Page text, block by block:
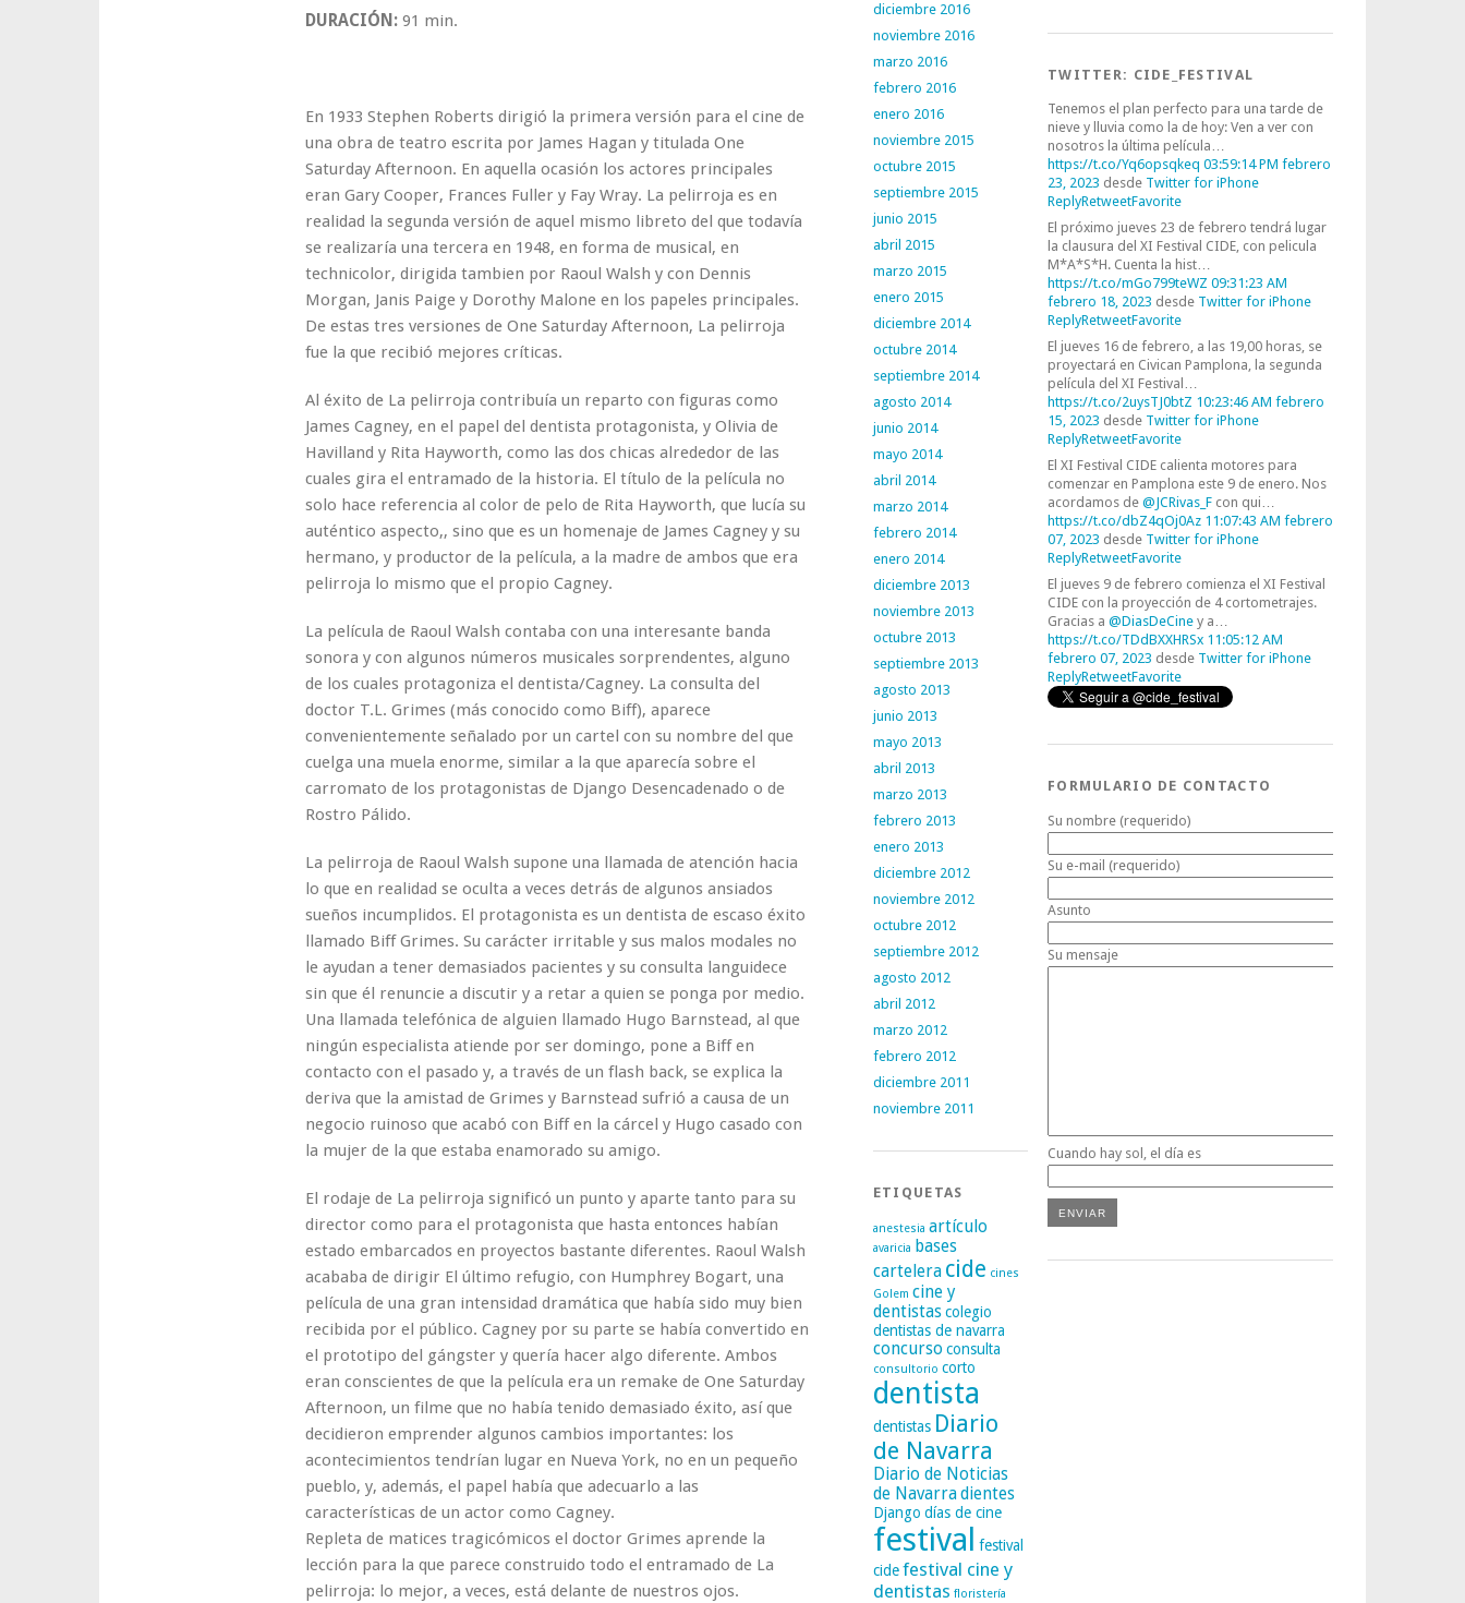
DURACIÓN:91 min.
En 1933 Stephen Roberts dirigió la primera versión para el cine de
una obra de teatro escrita por James Hagan y titulada One
Saturday Afternoon. En aquella ocasión los actores principales
eran Gary Cooper, Frances Fuller y Fay Wray. La pelirroja es en
realidad la segunda versión de aquel mismo libreto del que todavía
se realizaría una tercera en 1948, en forma de musical, en
technicolor, dirigida tambien por Raoul Walsh y con Dennis
Morgan, Janis Paige y Dorothy Malone en los papeles principales.
De estas tres versiones de One Saturday Afternoon, La pelirroja
fue la que recibió mejores críticas.
Al éxito de La pelirroja contribuía un reparto con figuras como
James Cagney, en el papel del dentista protagonista, y Olivia de
Havilland y Rita Hayworth, como las dos chicas alrededor de las
cuales gira el entramado de la historia. El título de la película no
solo hace referencia al color de pelo de Rita Hayworth, que lucía su
auténtico aspecto,, sino que es un homenaje de James Cagney y su
hermano, y productor de la película, a la madre de ambos que era
pelirroja lo mismo que el propio Cagney.
La película de Raoul Walsh contaba con una interesante banda
sonora y con algunos números musicales sorprendentes, alguno
de los cuales protagoniza el dentista/Cagney. La consulta del
doctor T.L. Grimes (más conocido como Biff), aparece
convenientemente señalado por un cartel con su nombre del que
cuelga una muela enorme, similar a la que aparecía sobre el
carromato de los protagonistas de Django Desencadenado o de
Rostro Pálido.
La pelirroja de Raoul Walsh supone una llamada de atención hacia
lo que en realidad se oculta a veces detrás de algunos ansiados
sueños incumplidos. El protagonista es un dentista de escaso éxito
llamado Biff Grimes. Su carácter irritable y sus malos modales no
le ayudan a tener demasiados pacientes y su consulta languidece
sin que él renuncie a discutir y a retar a quien se ponga por medio.
Una llamada telefónica de alguien llamado Hugo Barnstead, al que
ningún especialista atiende por ser domingo, pone a Biff en
contacto con el pasado y, a través de un flash back, se explica la
deriva que la amistad de Grimes y Barnstead sufrió a causa de un
negocio ruinoso que acabó con Biff en la cárcel y Hugo casado con
la mujer de la que estaba enamorado su amigo.
El rodaje de La pelirroja significó un punto y aparte tanto para su
director como para el protagonista que hasta entonces habían
estado embarcados en proyectos bastante diferentes. Raoul Walsh
acababa de dirigir El último refugio, con Humphrey Bogart, una
película de una gran intensidad dramática que había sido muy bien
recibida por el público. Cagney por su parte se había convertido en
el prototipo del gángster y quería hacer algo diferente. Ambos
eran conscientes de que la película era un remake de One Saturday
Afternoon, un filme que no había tenido demasiado éxito, así que
decidieron emprender algunos cambios importantes: los
acontecimientos tendrían lugar en Nueva York, no en un pequeño
pueblo, y, además, el papel había que adecuarlo a las
características de un actor como Cagney.
Repleta de matices tragicómicos el doctor Grimes aprende la
lección para la que parece construido todo el entramado de La
pelirroja: lo mejor, a veces, está delante de nuestros ojos.
diciembre 2016
noviembre 2016
marzo 2016
febrero 2016
enero 2016
noviembre 2015
octubre 2015
septiembre 2015
junio 2015
abril 2015
marzo 2015
enero 2015
diciembre 2014
octubre 2014
septiembre 2014
agosto 2014
junio 2014
mayo 2014
abril 2014
marzo 2014
febrero 2014
enero 2014
diciembre 2013
noviembre 2013
octubre 2013
septiembre 2013
agosto 2013
junio 2013
mayo 2013
abril 2013
marzo 2013
febrero 2013
enero 2013
diciembre 2012
noviembre 2012
octubre 2012
septiembre 2012
agosto 2012
abril 2012
marzo 2012
febrero 2012
diciembre 2011
noviembre 2011
ETIQUETAS
anestesia artículo
avaricia bases
cartelera cide cines
Golem cine y
dentistascolegio
dentistas de navarra
concurso consulta
consultorio corto
dentista
dentistas Diario
de Navarra
Diario de Noticias
de Navarradientes
Django días de cine
festival
festival
cidefestival cine y
dentistas floristería
TWITTER: CIDE_FESTIVAL
Tenemos el plan perfecto para una tarde de
nieve y lluvia como la de hoy: Ven a ver con
nosotros la última película…
https://t.co/Yq6opsqkeq 03:59:14 PM febrero
23, 2023 desde Twitter for iPhone
ReplyRetweetFavorite
El próximo jueves 23 de febrero tendrá lugar
la clausura del XI Festival CIDE, con pelicula
M*A*S*H. Cuenta la hist…
https://t.co/mGo799teWZ 09:31:23 AM
febrero 18, 2023 desde Twitter for iPhone
ReplyRetweetFavorite
El jueves 16 de febrero, a las 19,00 horas, se
proyectará en Civican Pamplona, la segunda
película del XI Festival…
https://t.co/2uysTJ0btZ 10:23:46 AM febrero
15, 2023 desde Twitter for iPhone
ReplyRetweetFavorite
El XI Festival CIDE calienta motores para
comenzar en Pamplona este 9 de enero. Nos
acordamos de @JCRivas_F con qui…
https://t.co/dbZ4qOj0Az 11:07:43 AM febrero
07, 2023 desde Twitter for iPhone
ReplyRetweetFavorite
El jueves 9 de febrero comienza el XI Festival
CIDE con la proyección de 4 cortometrajes.
Gracias a @DiasDeCine y a…
https://t.co/TDdBXXHRSx 11:05:12 AM
febrero 07, 2023 desde Twitter for iPhone
ReplyRetweetFavorite
FORMULARIO DE CONTACTO
Su nombre (requerido)
Su e-mail (requerido)
Asunto
Su mensaje
Cuando hay sol, el día es